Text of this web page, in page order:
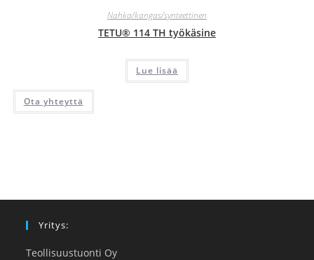
Nahka/kangas/synteettinen
TETU® 114 TH työkäsine
Lue lisää
Ota yhteyttä
Yritys:
Teollisuustuonti Oy